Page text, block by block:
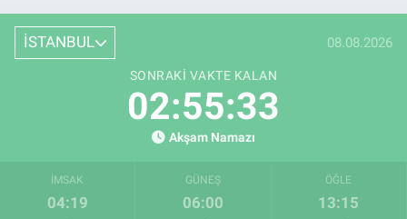
İSTANBUL 08.08.2026
SONRAKI VAKTE KALAN
02:55:33
Akşam Namazı
İMSAK
04:19
GÜNEŞ
06:00
ÖĞLE
13:15